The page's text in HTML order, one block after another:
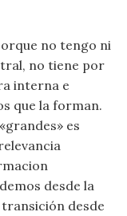
no tengo ni
no tiene por
interna e
que la forman.
es
desde la
desde